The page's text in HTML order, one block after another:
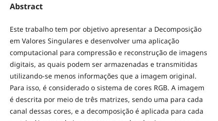
Abstract
Este trabalho tem por objetivo apresentar a Decomposição
em Valores Singulares e desenvolver uma aplicação
computacional para compressão e reconstrução de imagens
digitais, as quais podem ser armazenadas e transmitidas
utilizando-se menos informações que a imagem original.
Para isso, é considerado o sistema de cores RGB. A imagem
é descrita por meio de três matrizes, sendo uma para cada
canal dessas cores, e a decomposição é aplicada para cada